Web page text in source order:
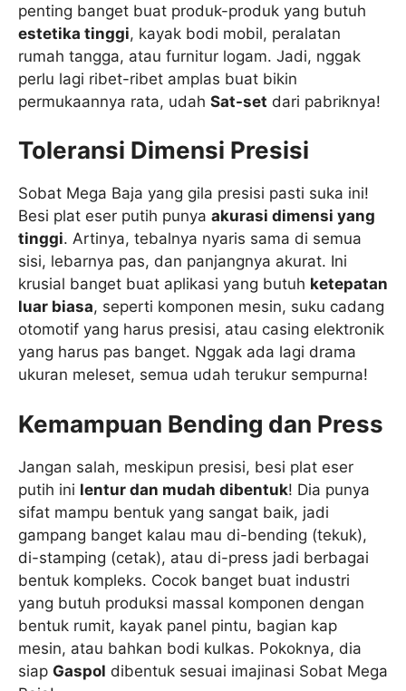
penting banget buat produk-produk yang butuh
estetika tinggi, kayak bodi mobil, peralatan
rumah tangga, atau furnitur logam. Jadi, nggak
perlu lagi ribet-ribet amplas buat bikin
permukaannya rata, udah Sat-set dari pabriknya!
Toleransi Dimensi Presisi
Sobat Mega Baja yang gila presisi pasti suka ini!
Besi plat eser putih punya akurasi dimensi yang
tinggi. Artinya, tebalnya nyaris sama di semua
sisi, lebarnya pas, dan panjangnya akurat. Ini
krusial banget buat aplikasi yang butuh ketepatan
luar biasa, seperti komponen mesin, suku cadang
otomotif yang harus presisi, atau casing elektronik
yang harus pas banget. Nggak ada lagi drama
ukuran meleset, semua udah terukur sempurna!
Kemampuan Bending dan Press
Jangan salah, meskipun presisi, besi plat eser
putih ini lentur dan mudah dibentuk! Dia punya
sifat mampu bentuk yang sangat baik, jadi
gampang banget kalau mau di-bending (tekuk),
di-stamping (cetak), atau di-press jadi berbagai
bentuk kompleks. Cocok banget buat industri
yang butuh produksi massal komponen dengan
bentuk rumit, kayak panel pintu, bagian kap
mesin, atau bahkan bodi kulkas. Pokoknya, dia
siap Gaspol dibentuk sesuai imajinasi Sobat Mega